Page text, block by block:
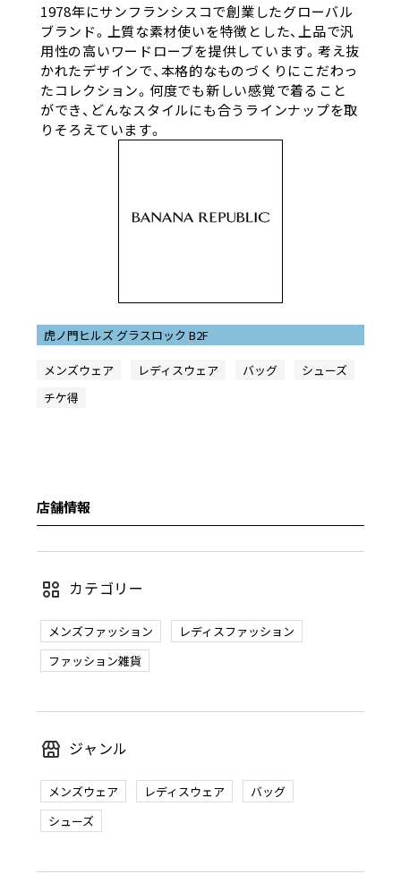
虎ノ門ヒルズ グラスロック B2F
メンズウェア レディスウェア バッグ
シューズ
チケ得
1978年にサンフランシスコで創業したグローバル
ブランド。上質な素材使いを特徴とした、上品で汎
用性の高いワードローブを提供しています。考え抜
かれたデザインで、本格的なものづくりにこだわっ
たコレクション。何度でも新しい感覚で着ること
ができ、どんなスタイルにも合うラインナップを取
りそろえています。
店舗情報
カテゴリー
メンズファッション
レディスファッション
ファッション雑貨
ジャンル
メンズウェア レディスウェア
バッグ
シューズ